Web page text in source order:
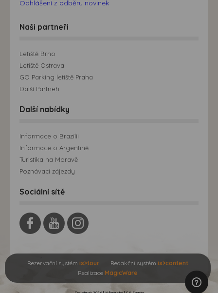
Odhlášení z odběru novinek
Naši partneři
Letiště Brno
Letiště Ostrava
GO Parking letiště Praha
Další Partneři
Další nabídky
Informace o Brazílii
Informace o Argentině
Turistika na Moravě
Poznávací zájezdy
Sociální sítě
Rezervační systém is>tour Redakční systém is>content
Realizace MagicWare